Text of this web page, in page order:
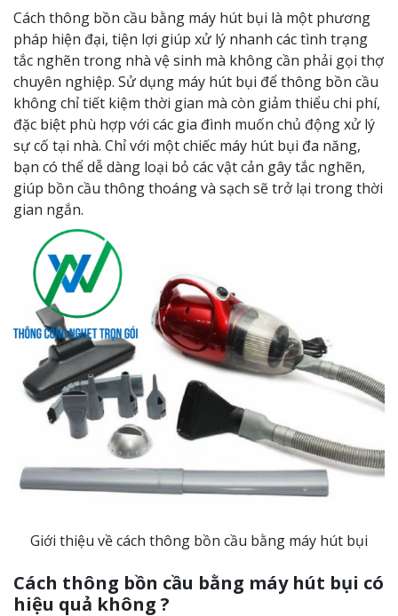
Cách thông bồn cầu bằng máy hút bụi là một phương
pháp hiện đại, tiện lợi giúp xử lý nhanh các tình trạng
tắc nghẽn trong nhà vệ sinh mà không cần phải gọi thợ
chuyên nghiệp. Sử dụng máy hút bụi để thông bồn cầu
không chỉ tiết kiệm thời gian mà còn giảm thiểu chi phí,
đặc biệt phù hợp với các gia đình muốn chủ động xử lý
sự cố tại nhà. Chỉ với một chiếc máy hút bụi đa năng,
bạn có thể dễ dàng loại bỏ các vật cản gây tắc nghẽn,
giúp bồn cầu thông thoáng và sạch sẽ trở lại trong thời
gian ngắn.
Giới thiệu về cách thông bồn cầu bằng máy hút bụi
Cách thông bồn cầu bằng máy hút bụi có
hiệu quả không ?